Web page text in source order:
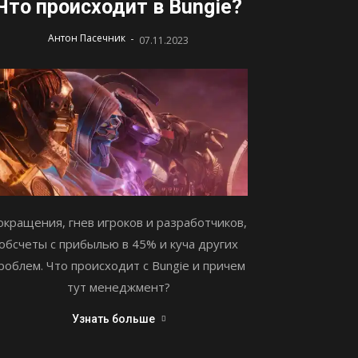
происходит в Bungie?
Антон Пасечник - 07.11.2023
гнев игроков и разработчиков,
с прибылью в 45% и куча других
Что происходит с Bungie и причем
тут менеджмент?
Узнать больше